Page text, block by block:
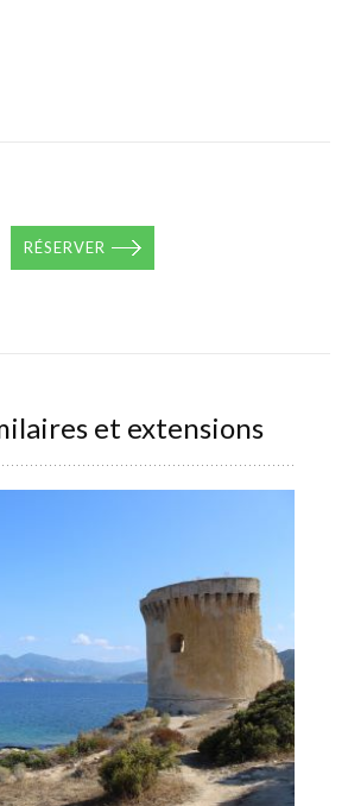
RÉSERVER
et extensions